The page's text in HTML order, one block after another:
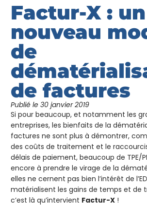
Factur-X : un
nouveau
de
de factures
Publié le 30 janvier 2019
Si pour beaucoup, et notamment les
entreprises, les bienfaits de la
factures ne sont plus à démontrer,
des coûts de traitement et le
délais de paiement, beaucoup de TPE/
encore à prendre le virage de la
elles ne cernent pas bien l’intérêt de
matérialisent les gains de temps et de
c’est là qu’intervient Factur-X !